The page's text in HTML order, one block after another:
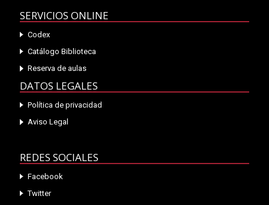
SERVICIOS ONLINE
Codex
Catálogo Biblioteca
Reserva de aulas
DATOS LEGALES
Política de privacidad
Aviso Legal
REDES SOCIALES
Facebook
Twitter